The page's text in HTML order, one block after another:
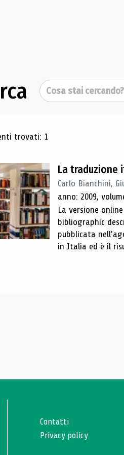
Cerca
di ricerca
trovati: 1
La traduzione
Carlo Bianchini,
anno: 2009,
La versione
bibliographic
pubblicata
in Italia ed è il
Contatti
Privacy policy